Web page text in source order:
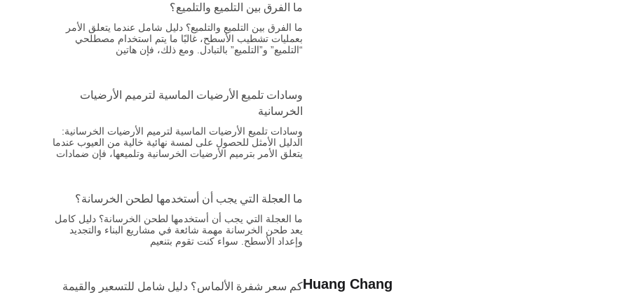
Huang Chang
ما الفرق بين التلميع والتلميع؟
ما الفرق بين التلميع والتلميع؟ دليل شامل عندما يتعلق الأمر
بعمليات تشطيب الأسطح، غالبًا ما يتم استخدام مصطلحي
“التلميع” و”التلميع” بالتبادل. ومع ذلك، فإن هاتين
وسادات تلميع الأرضيات الماسية لترميم الأرضيات
الخرسانية
وسادات تلميع الأرضيات الماسية لترميم الأرضيات الخرسانية:
الدليل الأمثل للحصول على لمسة نهائية خالية من العيوب عندما
يتعلق الأمر بترميم الأرضيات الخرسانية وتلميعها، فإن ضمادات
ما العجلة التي يجب أن أستخدمها لطحن الخرسانة؟
ما العجلة التي يجب أن أستخدمها لطحن الخرسانة؟ دليل كامل
يعد طحن الخرسانة مهمة شائعة في مشاريع البناء والتجديد
وإعداد الأسطح. سواء كنت تقوم بتنعيم
كم سعر شفرة الألماس؟ دليل شامل للتسعير والقيمة